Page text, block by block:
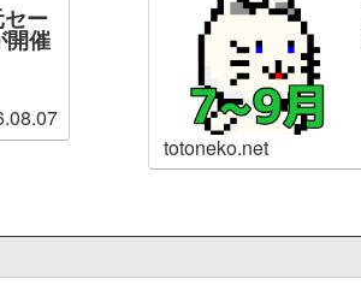
セー
開催
totoneko.net